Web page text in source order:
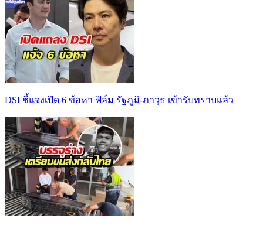
DSI ชี้แจงเปิด 6 ข้อหา ฟิล์ม รัฐภูมิ-ภาวุธ เข้ารับทราบแล้ว